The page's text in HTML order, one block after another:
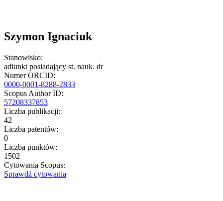
Szymon Ignaciuk
Stanowisko:
adiunkt posiadający st. nauk. dr
Numer ORCID:
0000-0001-8288-2833
Scopus Author ID:
57208337853
Liczba publikacji:
42
Liczba patentów:
0
Liczba punktów:
1502
Cytowania Scopus:
Sprawdź cytowania